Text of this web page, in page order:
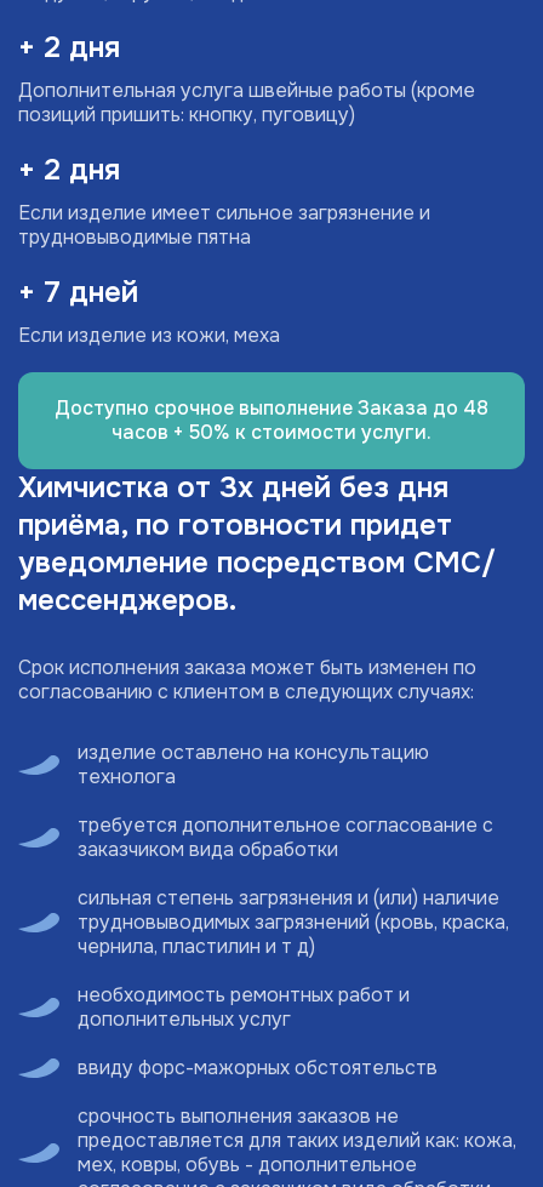
+ 2 дня
Дополнительная услуга швейные работы (кроме
позиций пришить: кнопку, пуговицу)
+ 2 дня
Если изделие имеет сильное загрязнение и
трудновыводимые пятна
+ 7 дней
Если изделие из кожи, меха
Доступно срочное выполнение Заказа до 48
часов + 50% к стоимости услуги.
Химчистка от 3х дней без дня
приёма, по готовности придет
уведомление посредством СМС/
мессенджеров.
Срок исполнения заказа может быть изменен по
согласованию с клиентом в следующих случаях:
изделие оставлено на консультацию
технолога
требуется дополнительное согласование с
заказчиком вида обработки
сильная степень загрязнения и (или) наличие
трудновыводимых загрязнений (кровь, краска,
чернила, пластилин и т д)
необходимость ремонтных работ и
дополнительных услуг
ввиду форс-мажорных обстоятельств
срочность выполнения заказов не
предоставляется для таких изделий как: кожа,
мех, ковры, обувь - дополнительное